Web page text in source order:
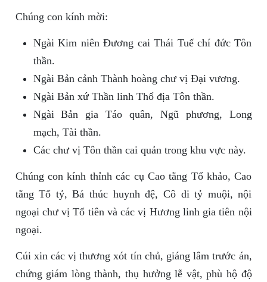
Chúng con kính mời:
Ngài Kim niên Đương cai Thái Tuế chí đức Tôn
thần.
Ngài Bản cảnh Thành hoàng chư vị Đại vương.
Ngài Bản xứ Thần linh Thổ địa Tôn thần.
Ngài Bản gia Táo quân, Ngũ phương, Long
mạch, Tài thần.
Các chư vị Tôn thần cai quản trong khu vực này.
Chúng con kính thỉnh các cụ Cao tằng Tổ khảo, Cao
tằng Tổ tỷ, Bá thúc huynh đệ, Cô di tỷ muội, nội
ngoại chư vị Tổ tiên và các vị Hương linh gia tiên nội
ngoại.
Cúi xin các vị thương xót tín chủ, giáng lâm trước án,
chứng giám lòng thành, thụ hưởng lễ vật, phù hộ độ